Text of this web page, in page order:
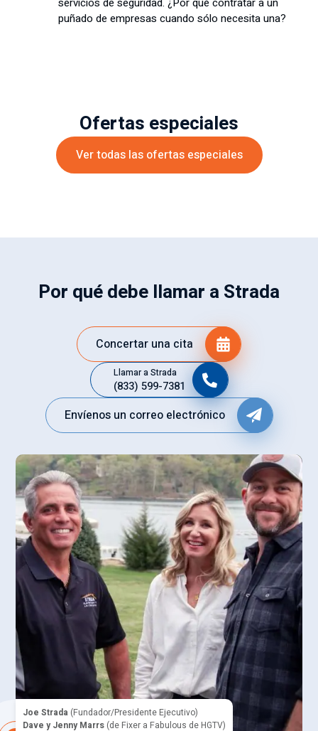
puñado de empresas cuando sólo necesita una?
Ofertas especiales
Ver todas las ofertas especiales
Por qué debe llamar a Strada
Concertar una cita
Llamar a Strada
(833) 599-7381
Envíenos un correo electrónico
Joe Strada (Fundador/Presidente Ejecutivo)
Dave y Jenny Marrs (de Fixer a Fabulous de HGTV)